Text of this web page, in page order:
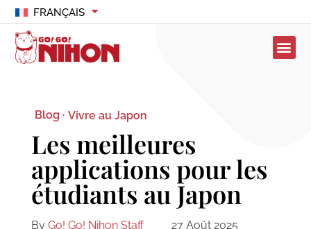
FRANÇAIS
Blog · Vivre au Japon
Les meilleures
applications pour les
étudiants au Japon
By Go! Go! Nihon Staff
27 Août 2025